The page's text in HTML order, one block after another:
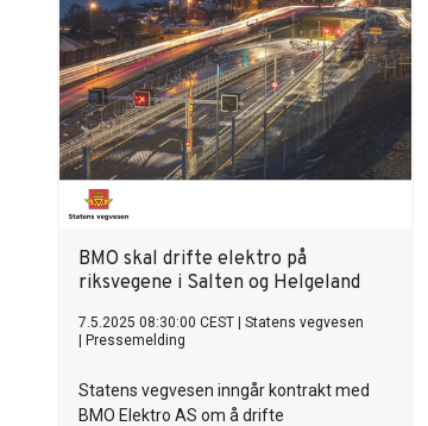
BMO skal drifte elektro på
riksvegene i Salten og Helgeland
7.5.2025 08:30:00 CEST
Statens vegvesen
Pressemelding
Statens vegvesen inngår kontrakt med
BMO Elektro AS om å drifte